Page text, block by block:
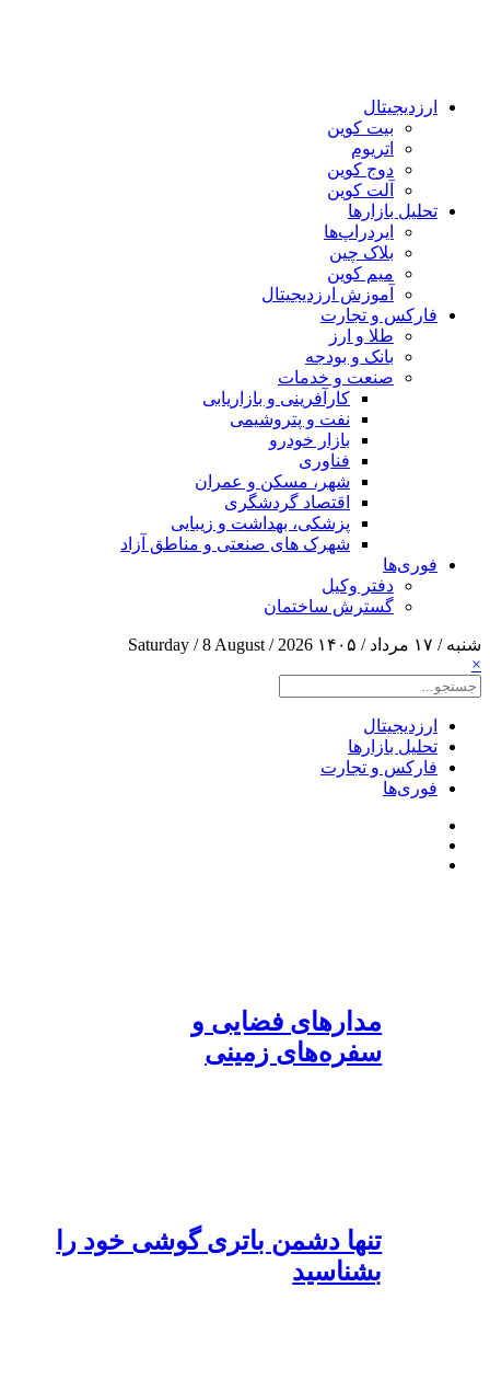
ارزدیجیتال
بیت کوین
اتریوم
دوج کوین
آلت کوین
تحلیل بازارها
ایردراپ‌ها
بلاک چین
میم کوین‌
آموزش ارزدیجیتال
فارکس و تجارت
طلا و ارز
بانک و بودجه
صنعت و خدمات
کارآفرینی و بازاریابی
نفت و پتروشیمی
بازار خودرو
فناوری
شهر، مسکن و عمران
اقتصاد گردشگری
پزشکی، بهداشت و زیبایی
شهرک های صنعتی و مناطق آزاد
فوری‌ها
دفتر وکیل
گسترش ساختمان
شنبه / ۱۷ مرداد / ۱۴۰۵
Saturday / 8 August / 2026
×
ارزدیجیتال
تحلیل بازارها
فارکس و تجارت
فوری‌ها
مدارهای فضایی و
سفره‌های زمینی
تنها دشمن باتری گوشی خود را
بشناسید